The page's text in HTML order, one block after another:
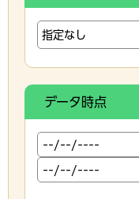
データ時点